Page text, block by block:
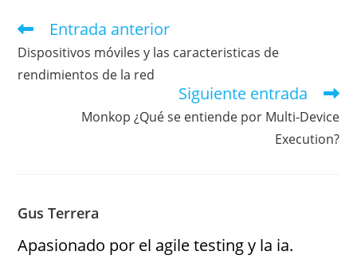
Entrada anterior
Dispositivos móviles y las caracteristicas de
rendimientos de la red
Siguiente entrada
Monkop ¿Qué se entiende por Multi-Device
Execution?
Gus Terrera
Apasionado por el agile testing y la ia.